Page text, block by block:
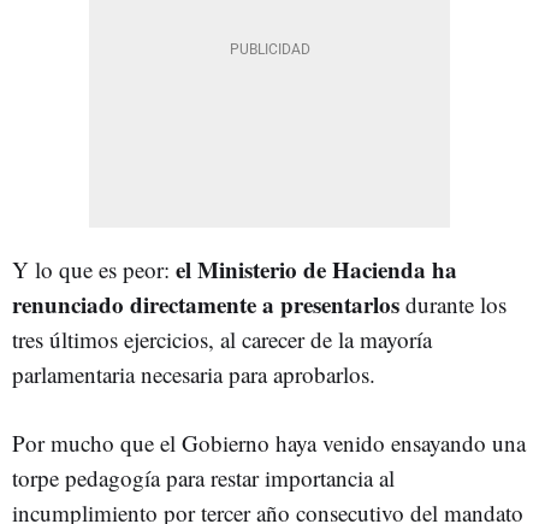
Y lo que es peor: el Ministerio de Hacienda ha
renunciado directamente a presentarlos durante los
tres últimos ejercicios, al carecer de la mayoría
parlamentaria necesaria para aprobarlos.
Por mucho que el Gobierno haya venido ensayando una
torpe pedagogía para restar importancia al
incumplimiento por tercer año consecutivo del mandato